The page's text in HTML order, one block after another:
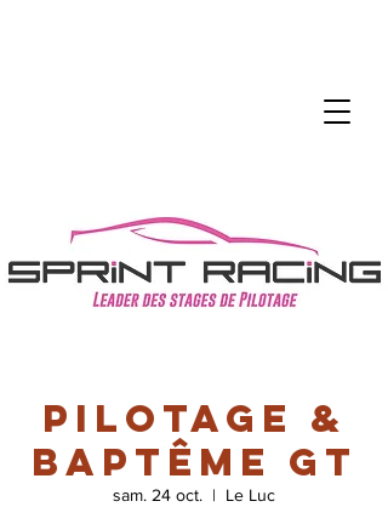
Pilotage &
Baptême GT
sam. 24 oct.
  |
Le Luc